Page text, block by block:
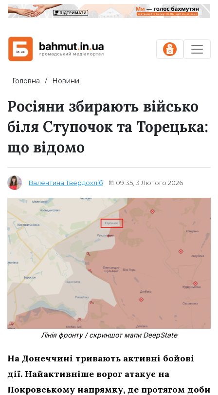
Головна Новини
Росіяни збирають військо
біля Ступочок та Торецька:
що відомо
Валентина Твердохліб 09:35, 3 Лютого 2026
Лінія фронту / скриншот мапи DeepState
На Донеччині тривають активні бойові
дії. Найактивніше ворог атакує на
Покровському напрямку, де протягом доби